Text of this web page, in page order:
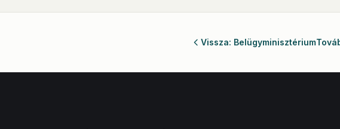
Vissza: Belügyminisztérium